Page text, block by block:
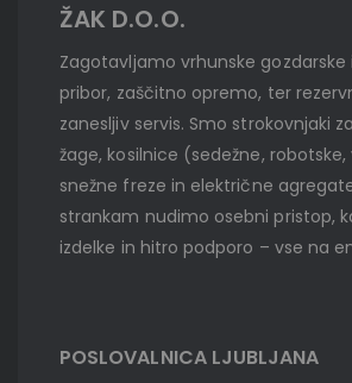
ŽAK D.O.O.
Zagotavljamo vrhunske
pribor, zaščitno opremo, ter
zanesljiv servis. Smo strokovnjaki
žage, kosilnice (sedežne,
snežne freze in električne
strankam nudimo osebni pristop,
izdelke in hitro podporo – vse na
POSLOVALNICA LJUBLJANA